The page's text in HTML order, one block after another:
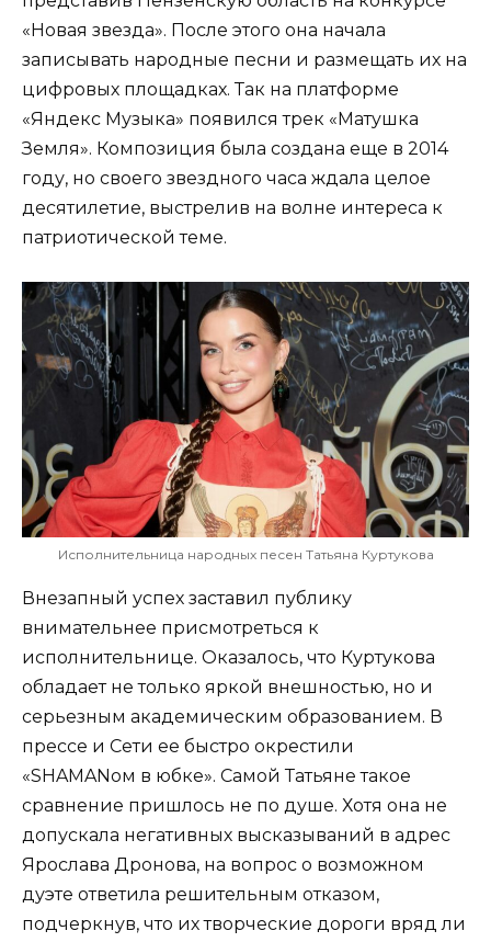
«Новая звезда». После этого она начала
записывать народные песни и размещать их на
цифровых площадках. Так на платформе
«Яндекс Музыка» появился трек «Матушка
Земля». Композиция была создана еще в 2014
году, но своего звездного часа ждала целое
десятилетие, выстрелив на волне интереса к
патриотической теме.
Исполнительница народных песен Татьяна Куртукова
Внезапный успех заставил публику
внимательнее присмотреться к
исполнительнице. Оказалось, что Куртукова
обладает не только яркой внешностью, но и
серьезным академическим образованием. В
прессе и Сети ее быстро окрестили
«SHAMANом в юбке». Самой Татьяне такое
сравнение пришлось не по душе. Хотя она не
допускала негативных высказываний в адрес
Ярослава Дронова, на вопрос о возможном
дуэте ответила решительным отказом,
подчеркнув, что их творческие дороги вряд ли